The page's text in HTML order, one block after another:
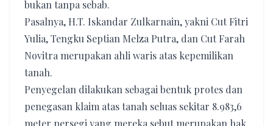
bukan tanpa sebab.
Pasalnya, H.T. Iskandar Zulkarnain, yakni Cut Fitri
Yulia, Tengku Septian Melza Putra, dan Cut Farah
Novitra merupakan ahli waris atas kepemilikan
tanah.
Penyegelan dilakukan sebagai bentuk protes dan
penegasan klaim atas tanah seluas sekitar 8.983,6
meter persegi yang mereka sebut merupakan hak